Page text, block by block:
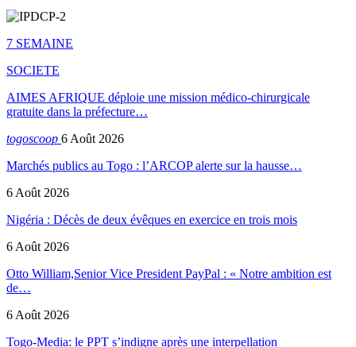
7 SEMAINE
SOCIETE
AIMES AFRIQUE déploie une mission médico-chirurgicale
gratuite dans la préfecture…
togoscoop 6 Août 2026
Marchés publics au Togo : l’ARCOP alerte sur la hausse…
6 Août 2026
Nigéria : Décès de deux évêques en exercice en trois mois
6 Août 2026
Otto William,Senior Vice President PayPal : « Notre ambition est
de…
6 Août 2026
Togo-Media: le PPT s’indigne après une interpellation